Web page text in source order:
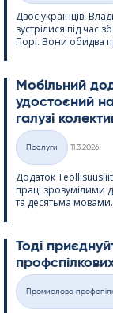
Двоє українців,
зустрілися під час
Порі. Вони обидва
Мобільний
удостоєний
галузі
Категорії
Послуги
11.3.2026
Додаток
праці
та десятьма
Тоді
Категорії
Промислова